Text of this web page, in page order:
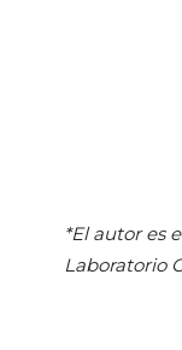
*El autor es
Laboratorio